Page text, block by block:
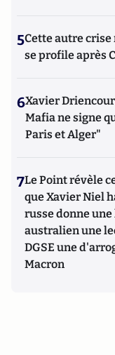
5Cette autre
se profile après
6Xavier
Mafia ne signe
Paris et Alger"
7Le Point révèle
que Xavier Niel
russe donne une
australien une
DGSE une
Macron